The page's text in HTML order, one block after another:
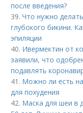
после введения?
39.Что нужно
глубокого бикини.
эпиляции
40. Ивермектин от
заявили, что
подавлять
41. Можно ли есть
для похудения
42. Маска для шеи в